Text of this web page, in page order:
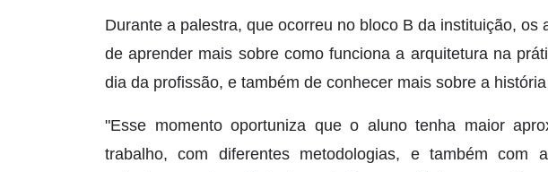
Durante a palestra, que ocorreu no bloco B da instituição, os
de aprender mais sobre como funciona a arquitetura na
dia da profissão, e também de conhecer mais sobre a
"Esse momento oportuniza que o aluno tenha maior
trabalho, com diferentes metodologias, e também com